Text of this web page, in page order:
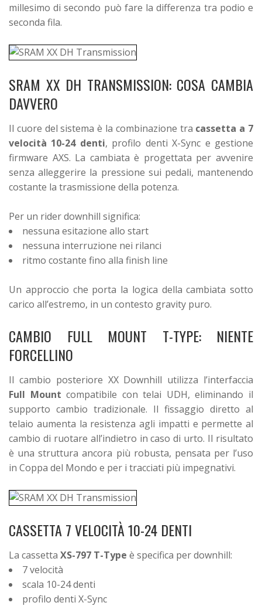
millesimo di secondo può fare la differenza tra podio e
seconda fila.
SRAM XX DH TRANSMISSION: COSA CAMBIA
DAVVERO
Il cuore del sistema è la combinazione tra cassetta a 7
velocità 10-24 denti, profilo denti X-Sync e gestione
firmware AXS. La cambiata è progettata per avvenire
senza alleggerire la pressione sui pedali, mantenendo
costante la trasmissione della potenza.
Per un rider downhill significa:
nessuna esitazione allo start
nessuna interruzione nei rilanci
ritmo costante fino alla finish line
Un approccio che porta la logica della cambiata sotto
carico all’estremo, in un contesto gravity puro.
CAMBIO FULL MOUNT T-TYPE: NIENTE
FORCELLINO
Il cambio posteriore XX Downhill utilizza l’interfaccia
Full Mount compatibile con telai UDH, eliminando il
supporto cambio tradizionale. Il fissaggio diretto al
telaio aumenta la resistenza agli impatti e permette al
cambio di ruotare all’indietro in caso di urto. Il risultato
è una struttura ancora più robusta, pensata per l’uso
in Coppa del Mondo e per i tracciati più impegnativi.
CASSETTA 7 VELOCITÀ 10-24 DENTI
La cassetta XS-797 T-Type è specifica per downhill:
7 velocità
scala 10-24 denti
profilo denti X-Sync